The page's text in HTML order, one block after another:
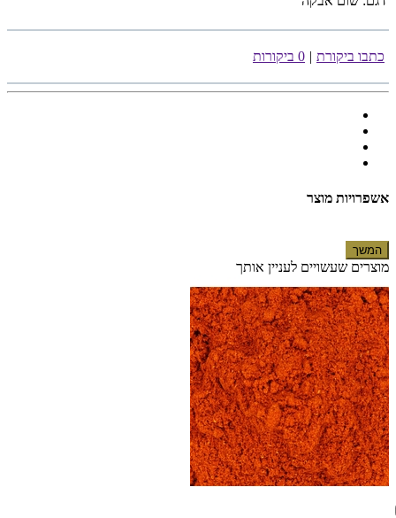
כתבו ביקורת | 0 ביקורות
אשפרויות מוצר
המשך
מוצרים שעשויים לעניין אותך